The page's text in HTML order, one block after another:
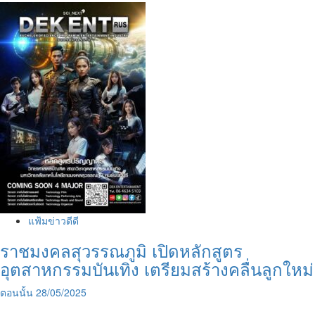
แฟ้มข่าวดีดี
ราชมงคลสุวรรณภูมิ เปิดหลักสูตร
อุตสาหกรรมบันเทิง เตรียมสร้างคลื่นลูกใหม่
ตอนนั้น 28/05/2025